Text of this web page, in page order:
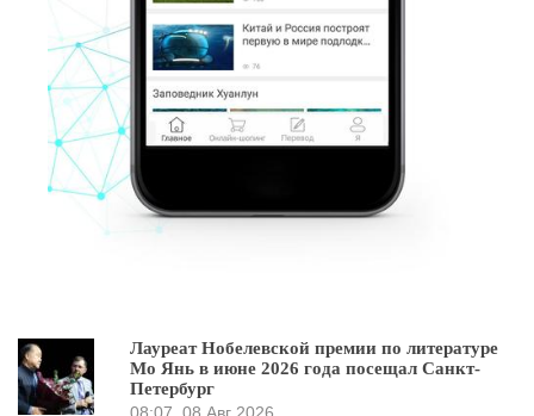
Лауреат Нобелевской премии по литературе
Мо Янь в июне 2026 года посещал Санкт-
Петербург